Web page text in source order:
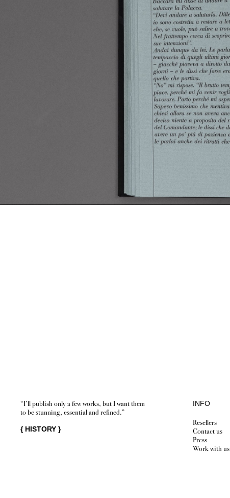
“I’ll publish only a few works, but I want them
to be stunning, essential and refined.”
{ HISTORY }
INFO
Resellers
Contact us
Press
Work with us